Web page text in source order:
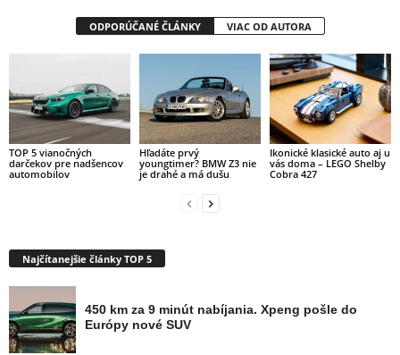
ODPORÚČANÉ ČLÁNKY VIAC OD AUTORA
TOP 5 vianočných
darčekov pre nadšencov
automobilov
Hľadáte prvý
youngtimer? BMW Z3 nie
je drahé a má dušu
Ikonické klasické auto aj u
vás doma – LEGO Shelby
Cobra 427
Najčítanejšie články TOP 5